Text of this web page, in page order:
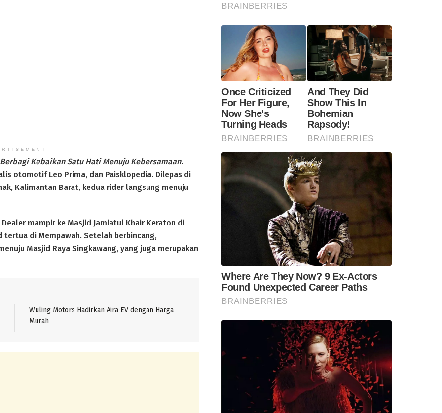
Berbagi Kebaikan Satu Hati Menuju Kebersamaan.
otomotif Leo Prima, dan Paisklopedia. Dilepas di
Kalimantan Barat, kedua rider langsung menuju
mampir ke Masjid Jamiatul Khair Keraton di
tertua di Mempawah. Setelah berbincang,
Masjid Raya Singkawang, yang juga merupakan
Wuling Motors Hadirkan Aira EV dengan Harga
Murah